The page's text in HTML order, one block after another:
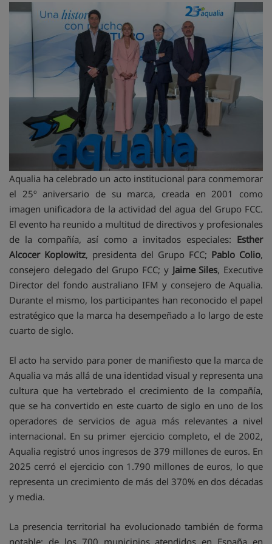
Aqualia ha celebrado un acto institucional para conmemorar
el 25º aniversario de su marca, creada en 2001 como
imagen unificadora de la actividad del agua del Grupo FCC.
El evento ha reunido a multitud de directivos y profesionales
de la compañía, así como a invitados especiales: Esther
Alcocer Koplowitz, presidenta del Grupo FCC; Pablo Colio,
consejero delegado del Grupo FCC; y Jaime Siles, Executive
Director del fondo australiano IFM y consejero de Aqualia.
Durante el mismo, los participantes han reconocido el papel
estratégico que la marca ha desempeñado a lo largo de este
cuarto de siglo.
El acto ha servido para poner de manifiesto que la marca de
Aqualia va más allá de una identidad visual y representa una
cultura que ha vertebrado el crecimiento de la compañía,
que se ha convertido en este cuarto de siglo en uno de los
operadores de servicios de agua más relevantes a nivel
internacional. En su primer ejercicio completo, el de 2002,
Aqualia registró unos ingresos de 379 millones de euros. En
2025 cerró el ejercicio con 1.790 millones de euros, lo que
representa un crecimiento de más del 370% en dos décadas
y media.
La presencia territorial ha evolucionado también de forma
notable: de los 700 municipios atendidos en España en